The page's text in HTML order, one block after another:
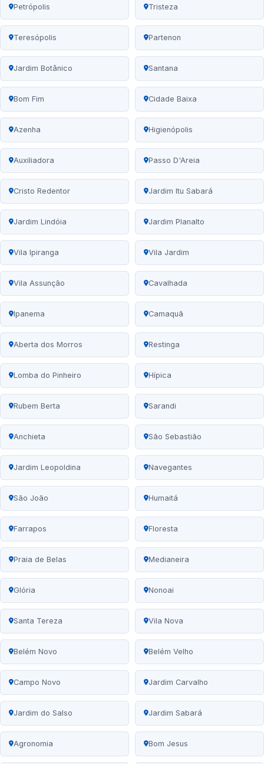
Petrópolis Tristeza
Teresópolis Partenon
Jardim Botânico Santana
Bom Fim Cidade Baixa
Azenha Higienópolis
Auxiliadora Passo D'Areia
Cristo Redentor Jardim Itu Sabará
Jardim Lindóia Jardim Planalto
Vila Ipiranga Vila Jardim
Vila Assunção Cavalhada
Ipanema Camaquã
Aberta dos Morros Restinga
Lomba do Pinheiro Hípica
Rubem Berta Sarandi
Anchieta São Sebastião
Jardim Leopoldina Navegantes
São João Humaitá
Farrapos Floresta
Praia de Belas Medianeira
Glória Nonoai
Santa Tereza Vila Nova
Belém Novo Belém Velho
Campo Novo Jardim Carvalho
Jardim do Salso Jardim Sabará
Agronomia Bom Jesus